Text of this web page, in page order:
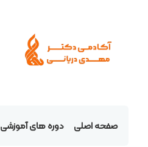
صفحه اصلی دوره های آموزشی